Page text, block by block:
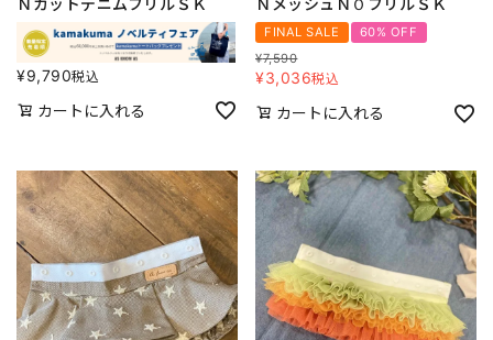
ＮカットデニムフリルＳＫ
¥9,790税込
カートに入れる
ＮメッシュＮＯフリルＳＫ
FINAL SALE
60% OFF
¥7,590
¥3,036税込
カートに入れる